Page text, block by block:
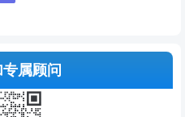
属顾问